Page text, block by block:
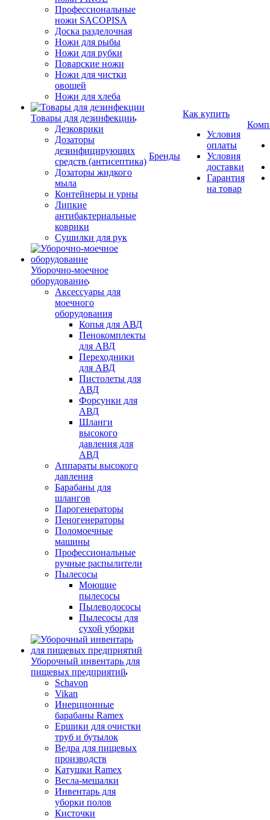
Профессиональные
ножи SACOPISA
Доска разделочная
Ножи для рыбы
Ножи для рубки
Поварские ножи
Ножи для чистки
овощей
Ножи для хлеба
Товары для дезинфекции
Дезковрики
Дозаторы
дезинфицирующих
средств (антисептика)
Дозаторы жидкого
мыла
Контейнеры и урны
Липкие
антибактериальные
коврики
Сушилки для рук
Уборочно-моечное
оборудование
Аксессуары для
моечного
оборудования
Копья для АВД
Пенокомплекты
для АВД
Переходники
для АВД
Пистолеты для
АВД
Форсунки для
АВД
Шланги
высокого
давления для
АВД
Аппараты высокого
давления
Барабаны для
шлангов
Парогенераторы
Пеногенераторы
Поломоечные
машины
Профессиональные
ручные распылители
Пылесосы
Моющие
пылесосы
Пылеводососы
Пылесосы для
сухой уборки
Уборочный инвентарь для
пищевых предприятий
Schavon
Vikan
Инерционные
барабаны Ramex
Ершики для очистки
труб и бутылок
Ведра для пищевых
производств
Катушки Ramex
Весла-мешалки
Инвентарь для
уборки полов
Кисточки
Бренды
Как купить
Условия
оплаты
Условия
доставки
Гарантия
на товар